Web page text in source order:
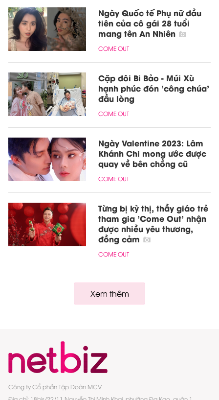
Ngày Quốc tế Phụ nữ đầu
tiên của cô gái 28 tuổi
mang tên An Nhiên
COME OUT
Cặp đôi Bi Bảo - Múi Xù
hạnh phúc đón 'công chúa'
đầu lòng
COME OUT
Ngày Valentine 2023: Lâm
Khánh Chi mong ước được
quay về bên chồng cũ
COME OUT
Từng bị kỳ thị, thầy giáo trẻ
tham gia 'Come Out' nhận
được nhiều yêu thương,
đồng cảm
COME OUT
Xem thêm
Công ty Cổ phần Tập Đoàn MCV